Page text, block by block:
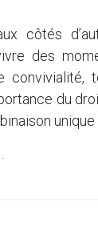
côtés
des
convivialité,
du